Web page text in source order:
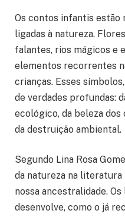
Os contos infantis estão
ligadas à natureza.
falantes, rios mágicos e
elementos recorrentes
crianças. Esses
de verdades profundas:
ecológico, da beleza
da destruição ambiental.
Segundo Lina Rosa
da natureza na
nossa ancestralidade.
desenvolve, como o já